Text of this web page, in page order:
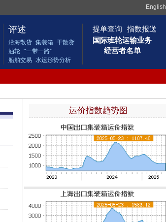
English
评述
沿海散货 集装箱 干散货
油轮 “一带一路”
船舶交易 水运形势分析
提单查询
指数报送
国际班轮运输业务
经营者名单
运价指数趋势图